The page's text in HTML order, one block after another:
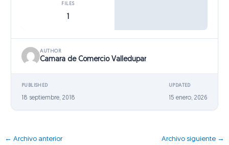
FILES
AUTHOR
Camara de Comercio Valledupar
PUBLISHED
18 septiembre, 2018
UPDATED
15 enero, 2026
← Archivo anterior Archivo siguiente →